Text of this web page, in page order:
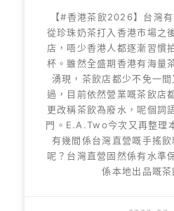
【#香港茶飲2026】台灣
從珍珠奶茶打入香港市場之
店，唔少香港人都逐漸習慣
杯。雖然全盛期香港有海量
湧現，茶飲店都少不免一
過，目前依然營業嘅茶飲店
更改稱茶飲為廢水，呢個詞
門。E.A.Two今次又再整理
有幾間係台灣直營嘅手搖
呢？台灣直營固然係有水準
係本地出品嘅茶